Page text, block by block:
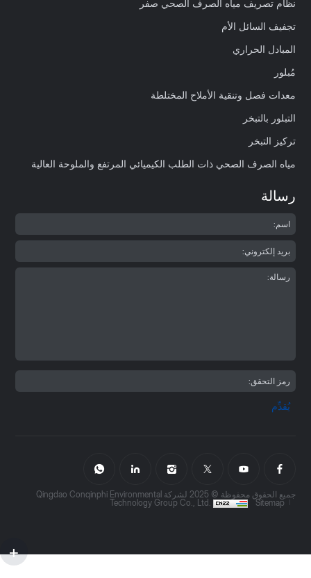
نظام تصريف مياه الصرف الصحي صفر
تجفيف السائل الأم
المبادل الحراري
مُبلور
معدات فصل وتنقية الأملاح المختلطة
التبلور بالتبخر
تركيز التبخر
مياه الصرف الصحي ذات الطلب الكيميائي المرتفع والملوحة العالية
رسالة
يُقدِّم
جميع الحقوق محفوظة © 2025 لشركة Qingdao Conqinphi Environmental
Technology Group Co., Ltd.
Sitemap